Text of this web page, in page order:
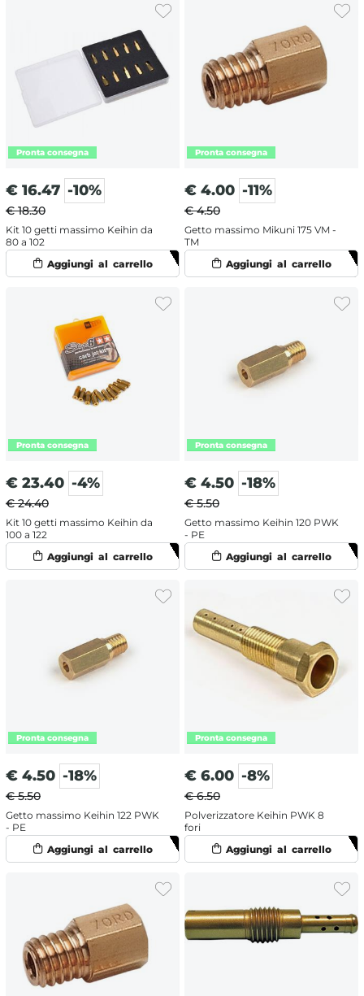
€ 16.47 -10%
€ 18.30
Kit 10 getti massimo Keihin da
80 a 102
€ 4.00 -11%
€ 4.50
Getto massimo Mikuni 175 VM -
TM
€ 23.40 -4%
€ 24.40
Kit 10 getti massimo Keihin da
100 a 122
€ 4.50 -18%
€ 5.50
Getto massimo Keihin 120 PWK
- PE
€ 4.50 -18%
€ 5.50
Getto massimo Keihin 122 PWK
- PE
€ 6.00 -8%
€ 6.50
Polverizzatore Keihin PWK 8
fori